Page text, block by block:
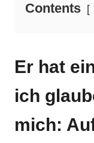
Contents
Er hat
ich
mich: